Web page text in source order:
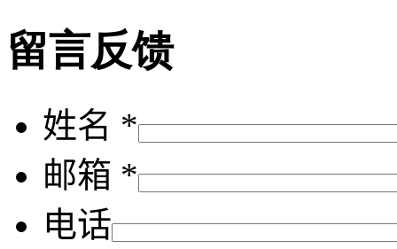
留言反馈
姓名 *
邮箱 *
电话